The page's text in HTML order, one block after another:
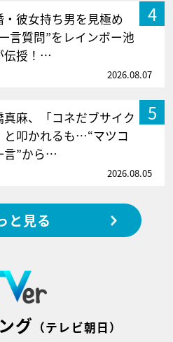
4
・彼女持ち男を見極め
言質問”をレインボー池
伝授！…
2026.08.07
5
真麻、「コネだブサイク
と叩かれるも…“マツコ
言”から…
2026.08.05
と見る
グ （テレビ朝日）